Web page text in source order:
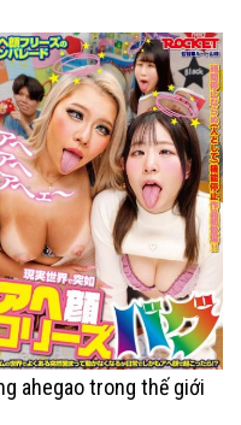
ahegao trong thế giới